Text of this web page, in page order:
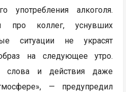
употребления алкоголя.
про коллег, уснувших
ситуации не украсят
на следующее утро.
слова и действия даже
— предупредил